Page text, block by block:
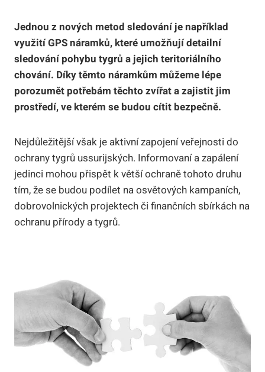
Jednou z nových metod sledování je například
využití GPS náramků, které umožňují detailní
sledování pohybu tygrů a jejich teritoriálního
chování. Díky těmto náramkům můžeme lépe
porozumět potřebám těchto zvířat a zajistit jim
prostředí, ve kterém se budou cítit bezpečně.
Nejdůležitější však je aktivní zapojení veřejnosti do
ochrany tygrů ussurijských. Informovaní a zapálení
jedinci mohou přispět k větší ochraně tohoto druhu
tím, že se budou podílet na osvětových kampaních,
dobrovolnických projektech či finančních sbírkách na
ochranu přírody a tygrů.